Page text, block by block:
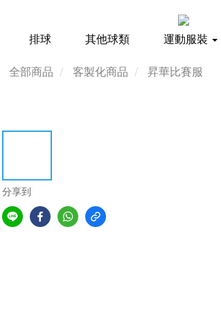
排球 其他球類 運動服裝
全部商品 客製化商品 昇華比賽服
分享到